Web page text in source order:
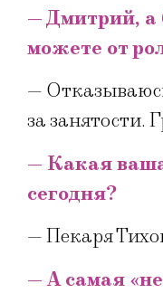
— Дмитрий, а
можете от
—
за занятости.
— Какая
сегодня?
— Пекаря
— А самая